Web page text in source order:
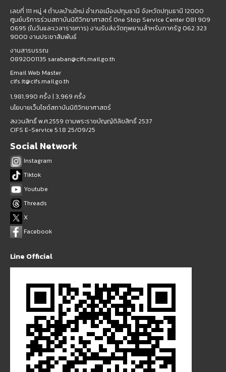
เลขที่ 111 หมู่ 4 ตำบลบ้านใหม่ อำเภอเมืองปทุมธานี จังหวัดปทุมธานี 12000
ศูนย์บริการร่วมสถาบันนิติวิทยาศาสตร์ One Stop Service Center 081 909
0695 (ในวันและเวลาราชการ) งานรับส่งวัตถุพยานสำหรับภาครัฐ 062 323
9000 งานประชาสัมพันธ์
งานสารบรรณ
0892001135 saraban@cifs.mail.go.th
Email Web Master
cifs.it@cifs.mail.go.th
1,981,990 ครั้ง | 3,969 ครั้ง
นโยบายเว็บไซต์สถาบันนิติวิทยาศาสตร์
สงวนสิทธิ์ พ.ศ.2559 ตามพระราชบัญญัติลิขสิทธิ์ 2537
CIFS E-Service 5.1.8 25/09/25
Social Network
Instagram
Tiktok
Youtube
Threads
X
Facebook
Line Official